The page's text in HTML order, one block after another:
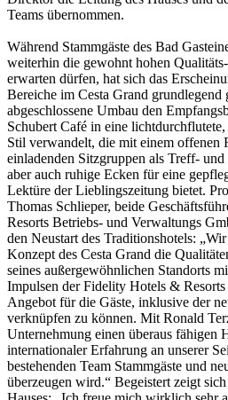
Teams übernommen.
Während Stammgäste des Bad
weiterhin die gewohnt hohen
erwarten dürfen, hat sich das
Bereiche im Cesta Grand grundlegend
abgeschlossene Umbau den
Schubert Café in eine
Stil verwandelt, die mit einem offenen
einladenden Sitzgruppen als Treff-
aber auch ruhige Ecken für eine
Lektüre der Lieblingszeitung bietet.
Thomas Schlieper, beide
Resorts Betriebs- und Verwaltungs
den Neustart des Traditionshotels:
Konzept des Cesta Grand die
seines außergewöhnlichen Standorts
Impulsen der Fidelity Hotels &
Angebot für die Gäste, inklusive der
verknüpfen zu können. Mit Ronald
Unternehmung einen überaus fähigen
internationaler Erfahrung an unserer
bestehenden Team Stammgäste und
überzeugen wird.“ Begeistert zeigt